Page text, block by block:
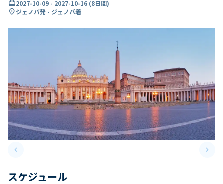
card_travel2027-10-09 - 2027-10-16 (8日間)
location_onジェノバ発 - ジェノバ着
keyboard_arrow_leftPrevious slide keyboard_arrow_right
スケジュール